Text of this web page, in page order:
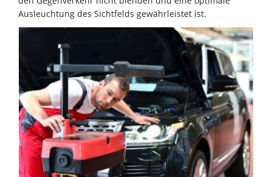
Ausleuchtung des Sichtfelds gewährleistet ist.